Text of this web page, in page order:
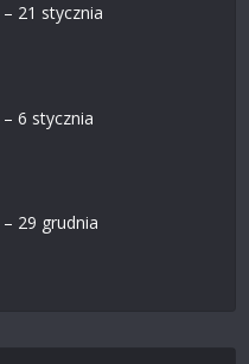
21 stycznia
6 stycznia
29 grudnia